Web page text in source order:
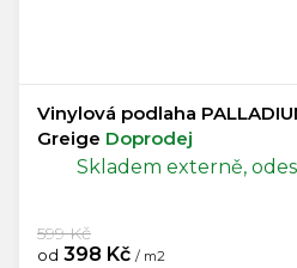
Vinylová podlaha
Greige Doprodej
Skladem externě,
od 398 Kč / m2
599 Kč